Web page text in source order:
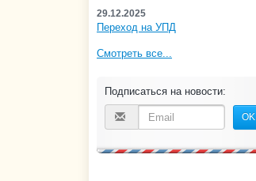
29.12.2025
Переход на УПД
Смотреть все...
Подписаться на новости:
OK